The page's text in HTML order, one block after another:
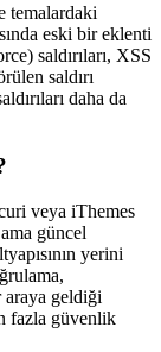
temalardaki
eski bir eklenti
saldırıları, XSS
saldırı
daha da
veya iThemes
güncel
yerini
araya geldiği
fazla güvenlik